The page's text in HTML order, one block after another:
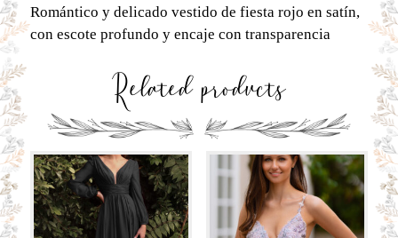
Romántico y delicado vestido de fiesta rojo en satín,
con escote profundo y encaje con transparencia
Related products